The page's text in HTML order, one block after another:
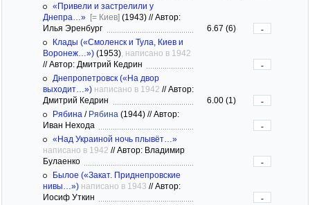
«Привели и застрелили у
Днепра…» [= Киев] (1943) //Автор:
Илья Эренбург
6.67 (6)
-
Клады («Смоленск и Тула, Киев и
Воронеж…») (1953) , написано в 1942
//Автор: Дмитрий Кедрин
-
Днепропетровск («На двор
выходит…») написано в 1942 //Автор:
Дмитрий Кедрин
6.00 (1)
-
Рябина / Рябина (1944) //Автор:
Иван Нехода
-
«Над Украиной ночь плывёт…»
написано в 1942 //Автор: Владимир
Булаенко
-
Былое («Закат. Приднепровские
нивы…») написано в 1943 //Автор:
Иосиф Уткин
-